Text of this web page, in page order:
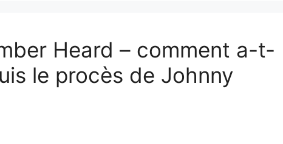
Heard – comment a-t-
le procès de Johnny